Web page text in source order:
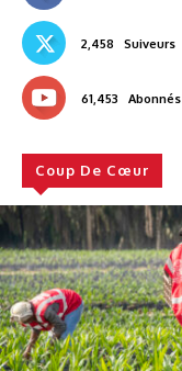
2,458 Suiveurs
61,453 Abonnés
Coup De Cœur